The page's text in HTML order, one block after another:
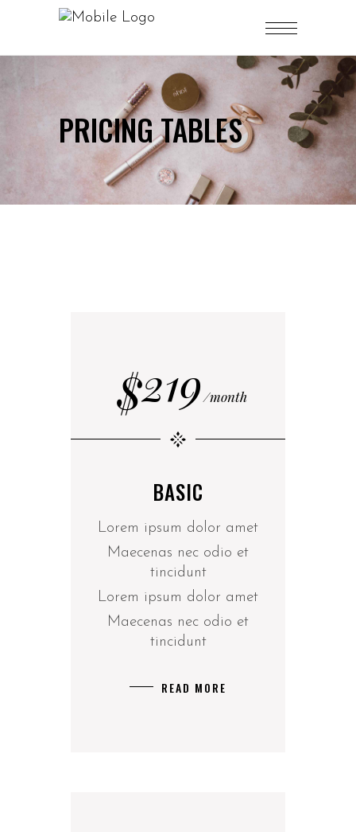
PRICING TABLES
$219 month
BASIC
Lorem ipsum dolor amet
Maecenas nec odio et
tincidunt
Lorem ipsum dolor amet
Maecenas nec odio et
tincidunt
READ MORE